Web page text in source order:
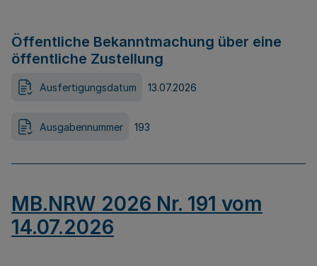
Öffentliche Bekanntmachung über eine
öffentliche Zustellung
Ausfertigungsdatum 13.07.2026
Ausgabennummer 193
MB.NRW 2026 Nr. 191 vom
14.07.2026